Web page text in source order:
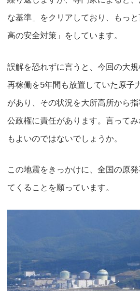
な基準」をクリアしており、もっ
高の安全対策」をしています。
誤解を恐れずに言うと、今回の大
再稼働を5年間も放置していた原子
があり、その状況を大所高所から
公政権に責任があります。言って
もよいのではないでしょうか。
この地震をきっかけに、全国の原
てくることを願っています。